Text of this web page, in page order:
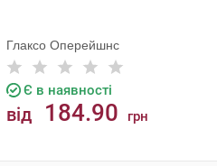
Глаксо Оперейшнс
Є в наявності
від 184.90 грн